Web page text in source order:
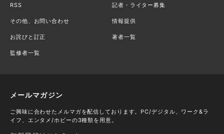
RSS 記者・ライター募集
その他、お問い合わせ 情報提供
お詫びと訂正 著者一覧
監修者一覧
メールマガジン
ご興味に合わせたメルマガを配信しております。PC/デジタル、ワーク&ラ
イフ、エンタメ/ホビーの3種類を用意。